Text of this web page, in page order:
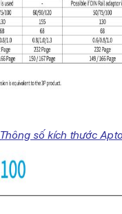
Thông số kích thước